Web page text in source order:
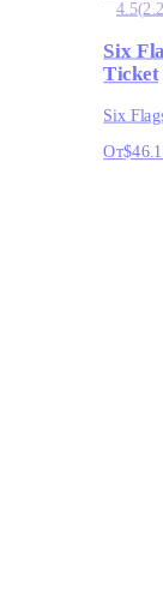
4.5(
Six
Ticket
Six
От